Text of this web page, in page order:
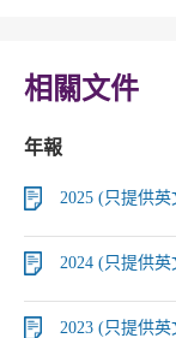
相關文件
年報
2025 (只提供
2024 (只提供
2023 (只提供